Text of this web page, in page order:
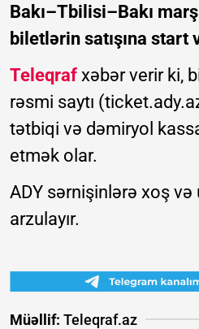
Bakı–Tbilisi–Bakı
biletlərin satışına start
Teleqraf xəbər verir ki,
rəsmi saytı
tətbiqi və dəmiryol
etmək olar.
ADY sərnişinlərə xoş
arzulayır.
Müəllif: Teleqraf.az